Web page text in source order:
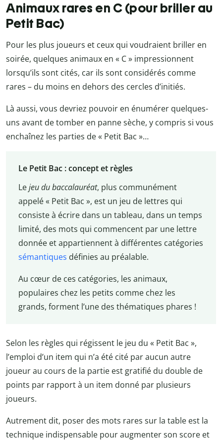
Animaux rares en C (pour briller au
Petit Bac)
Pour les plus joueurs et ceux qui voudraient briller en
soirée, quelques animaux en « C » impressionnent
lorsqu’ils sont cités, car ils sont considérés comme
rares – du moins en dehors des cercles d’initiés.
Là aussi, vous devriez pouvoir en énumérer quelques-
uns avant de tomber en panne sèche, y compris si vous
enchaînez les parties de « Petit Bac »…
Le Petit Bac : concept et règles
Lejeu du baccalauréat, plus communément
appelé « Petit Bac », est un jeu de lettres qui
consiste à écrire dans un tableau, dans un temps
limité, des mots qui commencent par une lettre
donnée et appartiennent à différentes catégories
sémantiques définies au préalable.
Au cœur de ces catégories, les animaux,
populaires chez les petits comme chez les
grands, forment l’une des thématiques phares !
Selon les règles qui régissent le jeu du « Petit Bac »,
l’emploi d’un item qui n’a été cité par aucun autre
joueur au cours de la partie est gratifié du double de
points par rapport à un item donné par plusieurs
joueurs.
Autrement dit, poser des mots rares sur la table est la
technique indispensable pour augmenter son score et